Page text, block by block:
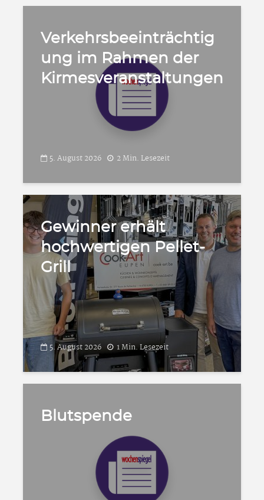
Verkehrsbeeinträchtig
ung im Rahmen der
Kirmesveranstaltungen
5. August 2026 2 Min. Lesezeit
Gewinner erhält
hochwertigen Pellet-
Grill
5. August 2026 1 Min. Lesezeit
Blutspende